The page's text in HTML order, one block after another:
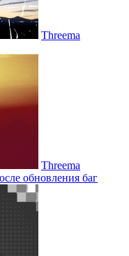
Threema
Threema
обновления баг